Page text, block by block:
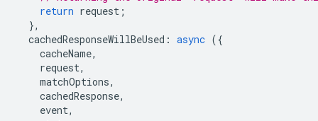
return request ;
},
cachedResponseWillBeUsed : async ({
cacheName,
request,
matchOptions,
cachedResponse,
event,